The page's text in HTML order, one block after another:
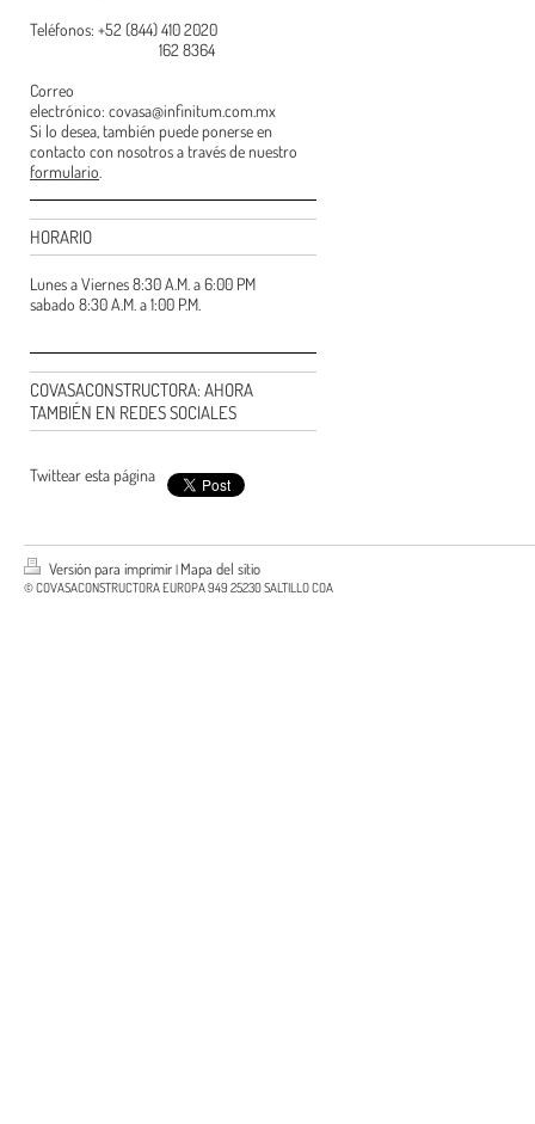
Teléfonos: +52 (844) 410 2020
162 8364
Correo
electrónico: covasa@infinitum.com.mx
Si lo desea, también puede ponerse en
contacto con nosotros a través de nuestro
formulario
HORARIO
Lunes a Viernes 8:30 A.M. a 6:00 PM
sabado 8:30 A.M. a 1:00 P.M.
COVASACONSTRUCTORA: AHORA
TAMBIÉN EN REDES SOCIALES
Twittear esta página
Versión para imprimir | Mapa del sitio
© COVASACONSTRUCTORA EUROPA 949 25230 SALTILLO COA